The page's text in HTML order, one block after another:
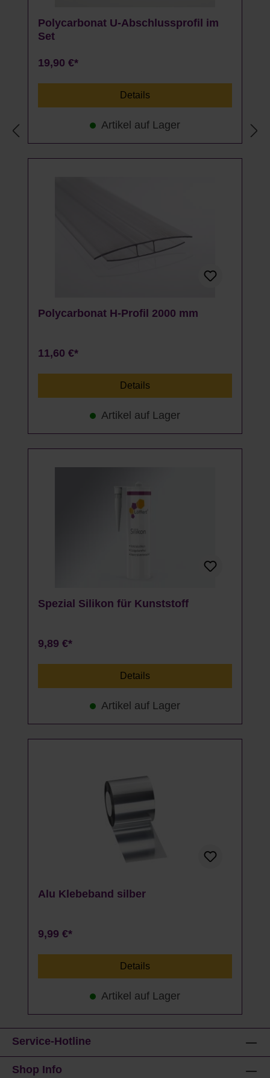
Polycarbonat U-Abschlussprofil im
Set
19,90 €*
Details
Artikel auf Lager
Polycarbonat H-Profil 2000 mm
11,60 €*
Details
Artikel auf Lager
Spezial Silikon für Kunststoff
9,89 €*
Details
Artikel auf Lager
Alu Klebeband silber
9,99 €*
Details
Artikel auf Lager
Service-Hotline
Shop Info